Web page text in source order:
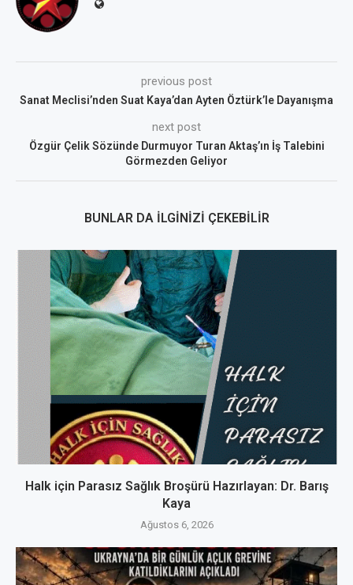
previous post
Sanat Meclisi’nden Suat Kaya’dan Ayten Öztürk’le Dayanışma
next post
Özgür Çelik Sözünde Durmuyor Turan Aktaş’ın İş Talebini
Görmezden Geliyor
BUNLAR DA İLGINIZI ÇEKEBILIR
Halk için Parasız Sağlık Broşürü Hazırlayan: Dr. Barış
Kaya
Ağustos 6, 2026